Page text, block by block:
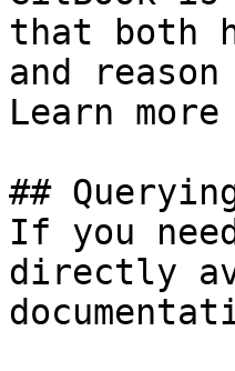
that both
and
Learn
##
If you
directly